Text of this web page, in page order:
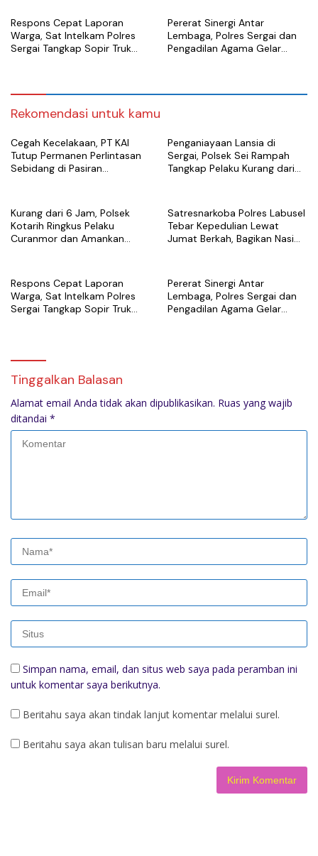
Respons Cepat Laporan
Warga, Sat Intelkam Polres
Sergai Tangkap Sopir Truk
Pererat Sinergi Antar
Lembaga, Polres Sergai dan
Pengadilan Agama Gelar
Rekomendasi untuk kamu
Cegah Kecelakaan, PT KAI
Tutup Permanen Perlintasan
Sebidang di Pasiran
Penganiayaan Lansia di
Sergai, Polsek Sei Rampah
Tangkap Pelaku Kurang dari
Kurang dari 6 Jam, Polsek
Kotarih Ringkus Pelaku
Curanmor dan Amankan
Satresnarkoba Polres Labusel
Tebar Kepedulian Lewat
Jumat Berkah, Bagikan Nasi
Respons Cepat Laporan
Warga, Sat Intelkam Polres
Sergai Tangkap Sopir Truk
Pererat Sinergi Antar
Lembaga, Polres Sergai dan
Pengadilan Agama Gelar
Tinggalkan Balasan
Alamat email Anda tidak akan dipublikasikan. Ruas yang wajib
ditandai *
Simpan nama, email, dan situs web saya pada peramban ini
untuk komentar saya berikutnya.
Beritahu saya akan tindak lanjut komentar melalui surel.
Beritahu saya akan tulisan baru melalui surel.